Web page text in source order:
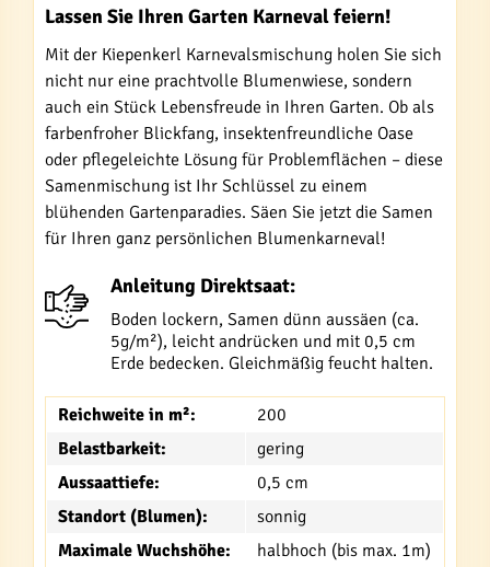
Lassen Sie Ihren Garten Karneval feiern!
Mit der Kiepenkerl Karnevalsmischung holen Sie sich
nicht nur eine prachtvolle Blumenwiese, sondern
auch ein Stück Lebensfreude in Ihren Garten. Ob als
farbenfroher Blickfang, insektenfreundliche Oase
oder pflegeleichte Lösung für Problemflächen – diese
Samenmischung ist Ihr Schlüssel zu einem
blühenden Gartenparadies. Säen Sie jetzt die Samen
für Ihren ganz persönlichen Blumenkarneval!
Anleitung Direktsaat:
Boden lockern, Samen dünn aussäen (ca.
5g/m²), leicht andrücken und mit 0,5 cm
Erde bedecken. Gleichmäßig feucht halten.
Reichweite in m²:
200
Belastbarkeit:
gering
Aussaattiefe:
0,5 cm
Standort (Blumen):
sonnig
Maximale Wuchshöhe:
halbhoch (bis max. 1m)